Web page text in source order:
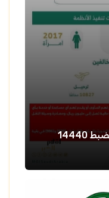
الحملات الميدانية المشتركة تضبط 14440